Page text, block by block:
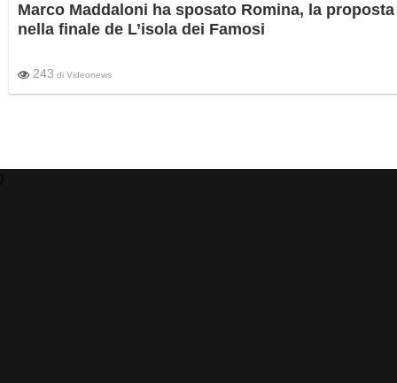
Marco Maddaloni ha sposato Romina, la proposta
nella finale de L’isola dei Famosi
243 di Videonews